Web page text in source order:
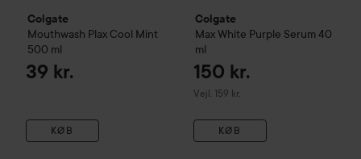
Colgate
Mouthwash Plax Cool Mint
500 ml
39 kr.
KØB
Colgate
Max White Purple Serum40
ml
150 kr.
Vejl. 159 kr.
Vejledende pris 159 kr.
KØB